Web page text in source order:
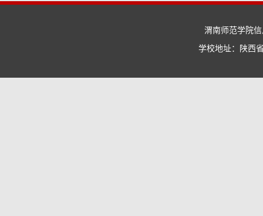
渭南师范学院
学校地址：陕西